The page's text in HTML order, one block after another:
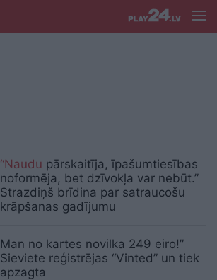
“Naudu pārskaitīja, īpašumtiesības
noformēja, bet dzīvokļa var nebūt.”
Strazdiņš brīdina par satraucošu
krāpšanas gadījumu
Man no kartes novilka 249 eiro!”
Sieviete reģistrējas “Vinted” un tiek
apzagta